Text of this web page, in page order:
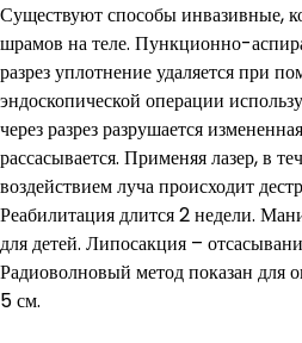
Существуют способы инвазивные,
шрамов на теле. Пункционно-
разрез уплотнение удаляется при
эндоскопической операции
через разрез разрушается
рассасывается. Применяя лазер, в
воздействием луча происходит
Реабилитация длится 2 недели.
для детей. Липосакция –
Радиоволновый метод показан для
5 см.